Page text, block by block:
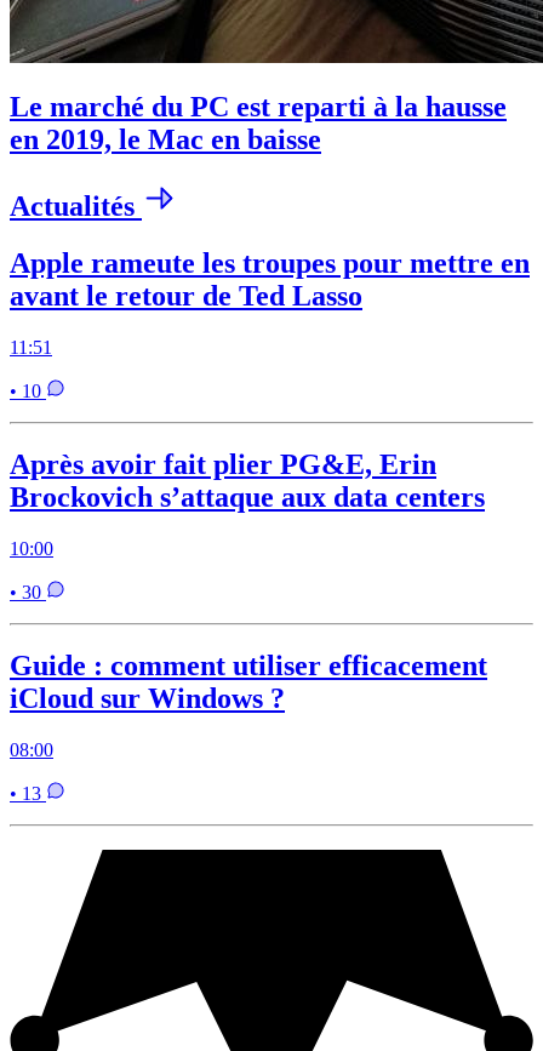
Le marché du PC est reparti à la hausse
en 2019, le Mac en baisse
Actualités
Apple rameute les troupes pour mettre en
avant le retour de Ted Lasso
11:51
• 10
Après avoir fait plier PG&E, Erin
Brockovich s’attaque aux data centers
10:00
• 30
Guide : comment utiliser efficacement
iCloud sur Windows ?
08:00
• 13